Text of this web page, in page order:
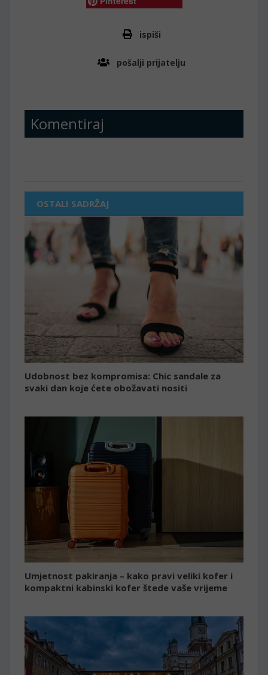
ispiši
pošalji prijatelju
Komentiraj
OSTALI SADRŽAJ
Udobnost bez kompromisa: Chic sandale za
svaki dan koje ćete obožavati nositi
Umjetnost pakiranja – kako pravi veliki kofer i
kompaktni kabinski kofer štede vaše vrijeme